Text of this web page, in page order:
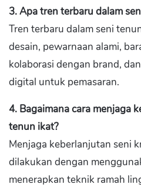
3. Apa tren terbaru dalam
Tren terbaru dalam seni
desain, pewarnaan alami,
kolaborasi dengan brand,
digital untuk pemasaran.
4. Bagaimana cara menjaga
tenun ikat?
Menjaga keberlanjutan seni
dilakukan dengan
menerapkan teknik ramah